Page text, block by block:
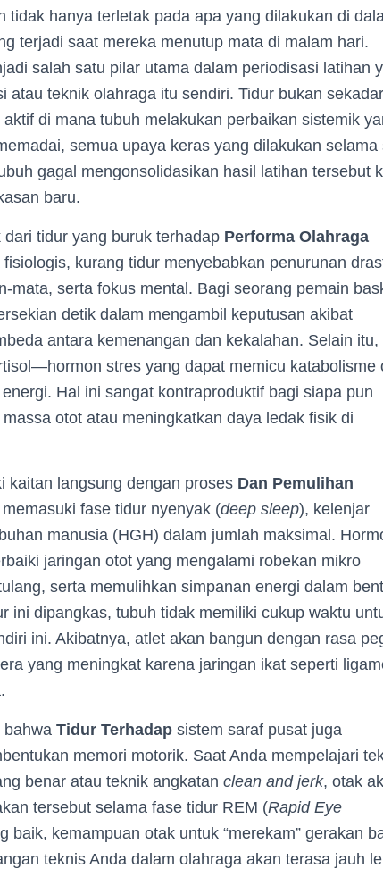
tidak hanya terletak pada apa yang dilakukan di
terjadi saat mereka menutup mata di malam hari.
salah satu pilar utama dalam periodisasi latihan
atau teknik olahraga itu sendiri. Tidur bukan sekadar
di mana tubuh melakukan perbaikan sistemik
semua upaya keras yang dilakukan selama
gagal mengonsolidasikan hasil latihan tersebut
baru.
tidur yang buruk terhadap Performa Olahraga
kurang tidur menyebabkan penurunan
mata, serta fokus mental. Bagi seorang pemain
detik dalam mengambil keputusan akibat
antara kemenangan dan kekalahan. Selain itu,
stres yang dapat memicu katabolisme
Hal ini sangat kontraproduktif bagi siapa pun
otot atau meningkatkan daya ledak fisik di
kaitan langsung dengan proses Dan Pemulihan
fase tidur nyenyak (deep sleep), kelenjar
manusia (HGH) dalam jumlah maksimal.
jaringan otot yang mengalami robekan mikro
serta memulihkan simpanan energi dalam
ini dipangkas, tubuh tidak memiliki cukup waktu
ini. Akibatnya, atlet akan bangun dengan rasa
yang meningkat karena jaringan ikat seperti
bahwa Tidur Terhadap sistem saraf pusat juga
memori motorik. Saat Anda mempelajari
benar atau teknik angkatan clean and jerk, otak
tersebut selama fase tidur REM (Rapid Eye
baik, kemampuan otak untuk “merekam” gerakan
teknis Anda dalam olahraga akan terasa jauh